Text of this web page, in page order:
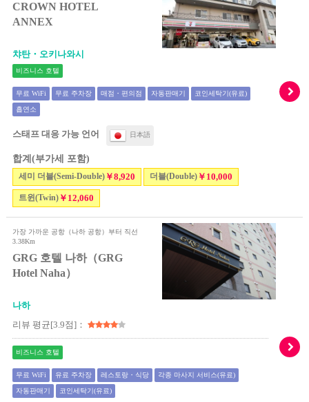
CROWN HOTEL
ANNEX
챠탄・오키나와시
비즈니스 호텔
무료 WiFi 무료 주차장 매점・편의점 자동판매기 코인세탁기(유료)
흡연소
스태프 대응 가능 언어 日本語
합계(부가세 포함)
세미 더블(Semi-Double)￥8,920 더블(Double)￥10,000
트윈(Twin)￥12,060
가장 가까운 공항（나하 공항）부터 직선
3.38Km
GRG 호텔 나하（GRG
Hotel Naha）
나하
리뷰 평균[3.9점]：
비즈니스 호텔
무료 WiFi 유료 주차장 레스토랑・식당 각종 마사지 서비스(유료)
자동판매기 코인세탁기(유료)